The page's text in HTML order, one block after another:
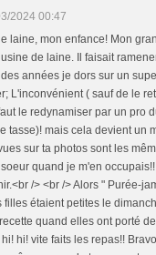
2024 00:47
laine, mon enfance! Mon
de laine. Il faisait
années je dors sur un
L'inconvénient ( sauf de le
le redynamiser par un pro
tasse)! mais cela devient un
sur ta photos sont les
quand je m'en
/> <br /> Alors " Purée-
filles étaient petites le
quand elles ont porté
hi! vite faits les repas!!